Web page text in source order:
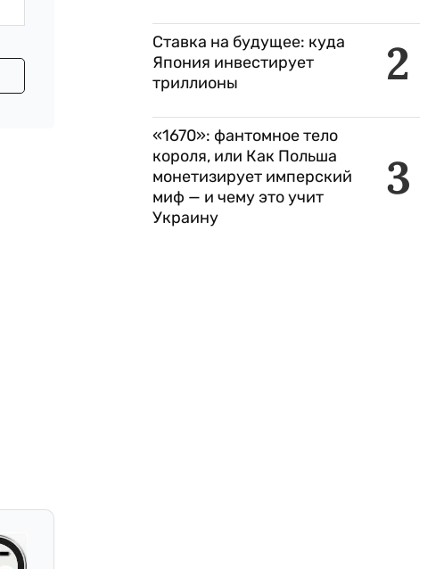
2
Ставка на будущее: куда
Япония инвестирует
триллионы
3
«1670»: фантомное тело
короля, или Как Польша
монетизирует имперский
миф — и чему это учит
Украину